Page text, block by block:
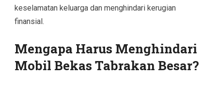
keselamatan keluarga dan menghindari kerugian
finansial.
Mengapa Harus Menghindari
Mobil Bekas Tabrakan Besar?